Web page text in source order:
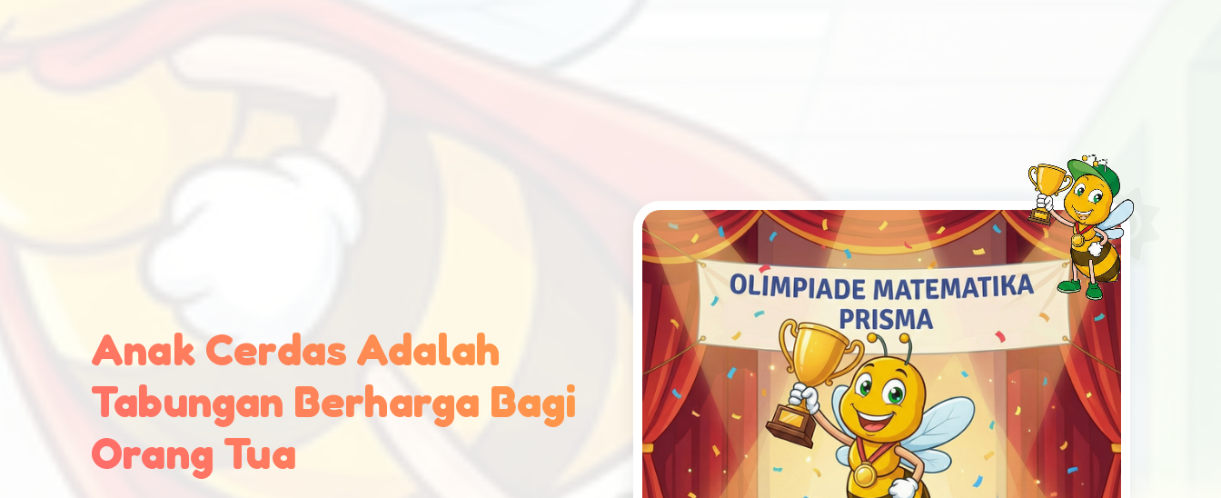
Anak Cerdas Adalah
Tabungan Berharga Bagi
Orang Tua